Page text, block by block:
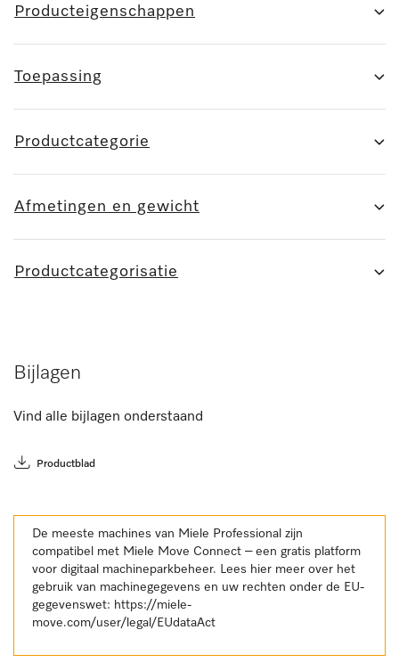
Producteigenschappen
Toepassing
Productcategorie
Afmetingen en gewicht
Productcategorisatie
Bijlagen
Vind alle bijlagen onderstaand
Productblad
De meeste machines van Miele Professional zijn
compatibel met Miele Move Connect – een gratis platform
voor digitaal machineparkbeheer. Lees hier meer over het
gebruik van machinegegevens en uw rechten onder de EU-
gegevenswet: https://miele-
move.com/user/legal/EUdataAct